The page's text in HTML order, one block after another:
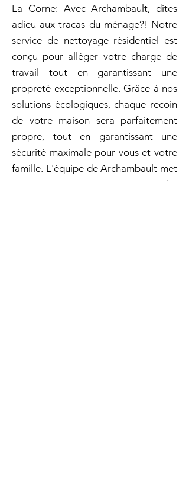
La Corne: Avec Archambault, dites
adieu aux tracas du ménage?! Notre
service de nettoyage résidentiel est
conçu pour alléger votre charge de
travail tout en garantissant une
propreté exceptionnelle. Grâce à nos
solutions écologiques, chaque recoin
de votre maison sera parfaitement
propre, tout en garantissant une
sécurité maximale pour vous et votre
famille. L'équipe de Archambault met
son expertise à votre service pour des